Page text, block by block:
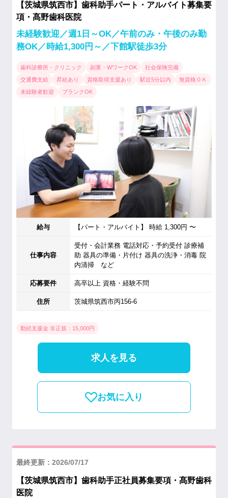
【茨城県筑西市】歯科助手パート・アルバイト募集要
項・髙野歯科医院
未経験歓迎／週1日～OK／午前のみ・午後のみ勤
務OK／時給1,300円～／下館駅徒歩3分
歯科診療所・クリニック 副業・WワークOK
社会保険完備
交通費支給
昇給あり 資格取得支援あり 駅近5分以内
無資格ＯＫ
未経験者歓迎
ブランクOK
給与 【パート・アルバイト】 時給 1,300円 〜
仕事内容
受付・会計業務 電話対応・予約受付 診療補
助 器具の準備・片付け 器具の洗浄・消毒 院
内清掃 など
応募要件 高卒以上 資格・経験不問
住所 茨城県筑西市丙156-6
勤続支援金 非正規：15,000円
求人を見る
お気に入り
最終更新：2026/07/17
【茨城県筑西市】歯科助手正社員募集要項・髙野歯科
医院